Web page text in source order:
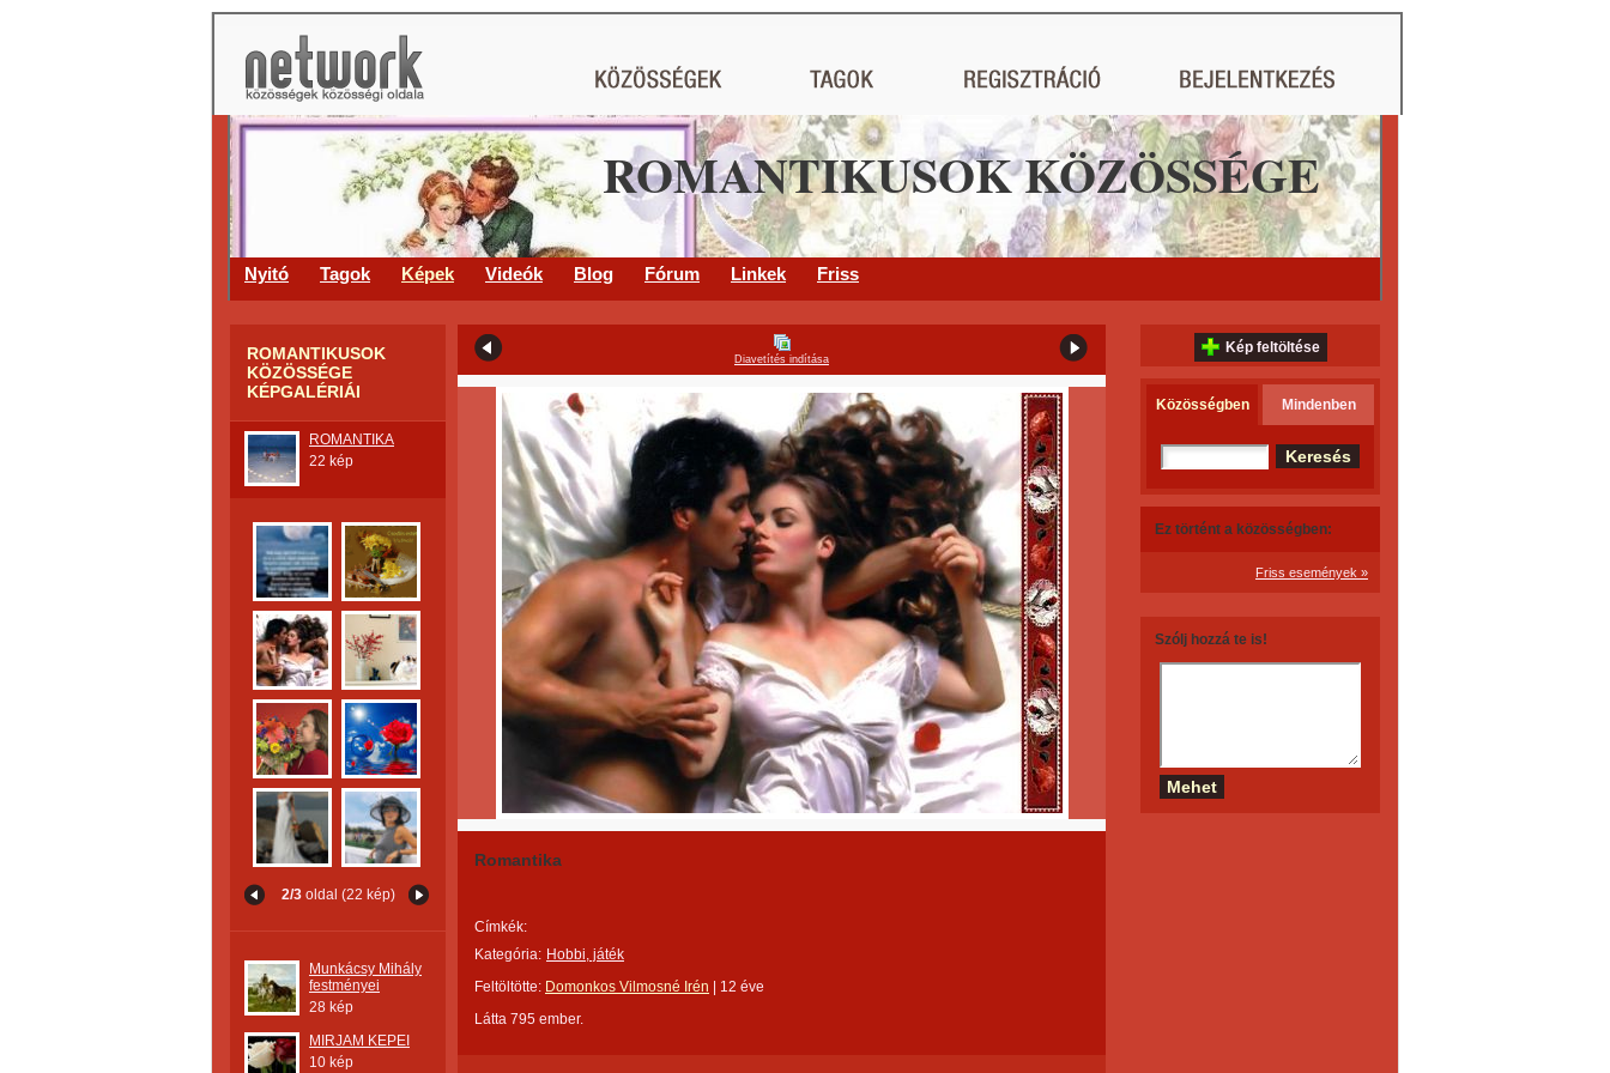
ROMANTIKUSOK KÖZÖSSÉGE
Nyitó Tagok Képek Videók Blog Fórum Linkek Friss
ROMANTIKUSOK
KÖZÖSSÉGE
KÉPGALÉRIÁI
ROMANTIKA
22 kép
2/3oldal (22 kép)
Munkácsy Mihály
festményei
28 kép
MIRJAM KEPEI
10 kép
Diavetítés indítása
Romantika
Címkék:
Kategória: Hobbi, játék
Feltöltötte: Domonkos Vilmosné Irén
12 éve
Látta 795 ember.
Kép feltöltése
Közösségben Mindenben
Ez történt a közösségben:
Friss események »
Szólj hozzá te is!